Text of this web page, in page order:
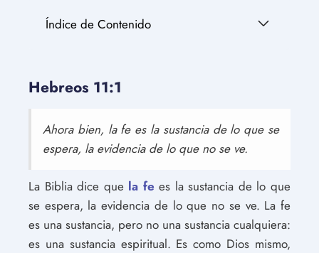
Índice de Contenido
Hebreos 11:1
Ahora bien, la fe es la sustancia de lo que se
espera, la evidencia de lo que no se ve.
La Biblia dice que la fe es la sustancia de lo que
se espera, la evidencia de lo que no se ve. La fe
es una sustancia, pero no una sustancia cualquiera:
es una sustancia espiritual. Es como Dios mismo,